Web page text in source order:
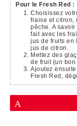
Pour le Fresh Red :
Choisissez votre jus de fruit, ici je vous propose un jus de
fraise et citron,
pêche. A
fait avec les
jus de fruits en
jus de citron.
Mettez des glaçons dans un grand verre et versez-y le jus
de fruit (un
Ajoutez ensuite votre rooibos refroidi et voilà ! Vous avez un
Fresh Red,